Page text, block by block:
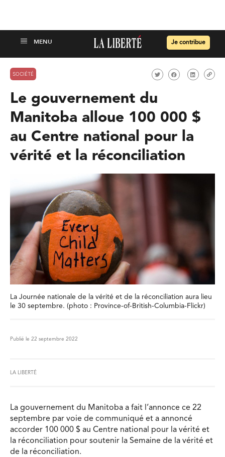
Je contribue
SOCIÉTÉ
Le gouvernement du
Manitoba alloue 100 000 $
au Centre national pour la
vérité et la réconciliation
La Journée nationale de la vérité et de la réconciliation aura lieu
le 30 septembre. (photo : Province-of-British-Columbia-Flickr)
Publié le 22 septembre 2022
LA LIBERTÉ
La gouvernement du Manitoba a fait l’annonce ce 22
septembre par voie de communiqué et a annoncé
accorder 100 000 $ au Centre national pour la vérité et
la réconciliation pour soutenir la Semaine de la vérité et
de la réconciliation.